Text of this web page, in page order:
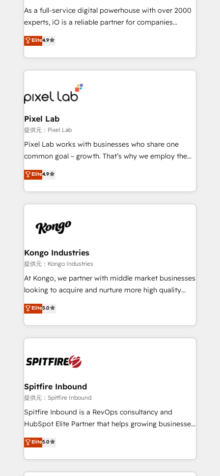
CRM and marketing data, not just implement a
system - Accelerate impact with a partner who
As a full-service digital powerhouse with over 2000
experts, iO is a reliable partner for companies
looking to strengthen their position in the fields of
marketing, technology, content, strategy and
creation. iO combines in-depth knowledge on both
the marketing and technology end of HubSpot,
from end-to-end. Teams of marketing specialists,
developers, copywriters and designers work side by
side to meet the specific demands of every client
and project. Dedicated HubSpot teams combine all
skills for HubSpot projects from strategy to
implementation and training. Skilled in-house
complex API integrations with external platforms.
Working from several campuses across Belgium, The
such as Brussels Airport, Volvo, Farmaline, Agilitas,
Streamz and Michelin.
Elite4.9
Pixel Lab
提供元：Pixel Lab
Pixel Lab works with businesses who share one
common goal – growth. That’s why we employ the
latest innovations in disruptive technology in our
approach to web design, sales enablement and
inbound marketing that deliver month-on-month
growth for our client's businesses. These methods
exactly where your marketing budget is being used
and overall revenue to a level not feasible with
traditional methods. If you’re a frustrated marketing
manager or business owner sick of wasting budget
with generic agencies and their outdated methods,
just like yours attract more high-quality leads
throughout each stage of the buying cycle with
enable sales teams with the process, technology and
training to smash targets.
Elite4.9
Kongo Industries
提供元：Kongo Industries
At Kongo, we partner with middle market businesses
looking to acquire and nurture more high quality
leads. We use digital media, marketing cloud,
automation and software integration to drive sales
and, deliver clarity on marketing expenditure.
Elite5.0
Spitfire Inbound
提供元：Spitfire Inbound
Spitfire Inbound is a RevOps consultancy and
HubSpot Elite Partner that helps growing businesses
design predictable, scalable revenue-driving
strategies. With offices in South Africa and London,
we take a RevOps-led approach that aligns sales,
marketing & service, breaks down silos, and gives
Elite5.0